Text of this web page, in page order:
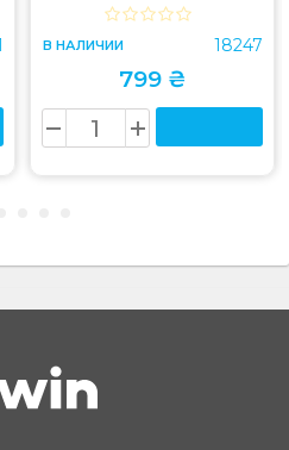
В НАЛИЧИИ 18247
799 ₴